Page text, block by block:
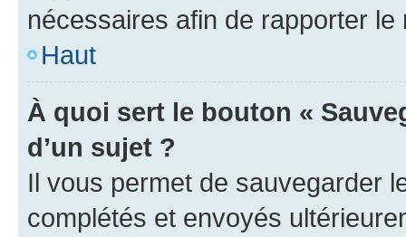
nécessaires afin de rapporter le
Haut
À quoi sert le bouton «
d’un sujet ?
Il vous permet de sauvegarder
complétés et envoyés